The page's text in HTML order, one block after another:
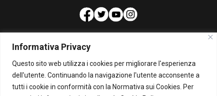
Informativa Privacy
Questo sito web utilizza i cookies per migliorare l'esperienza
dell'utente. Continuando la navigazione l'utente acconsente a
tutti i cookie in conformità con la Normativa sui Cookies. Per
PUBBLICITA'
Per la tua pubblicità su questo Blog:
pubblicita@beppegrillo.it